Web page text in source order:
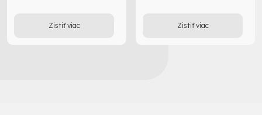
Zistiť viac Zistiť viac